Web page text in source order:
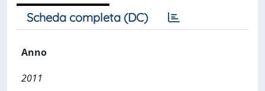
Scheda completa (DC)
Anno
2011